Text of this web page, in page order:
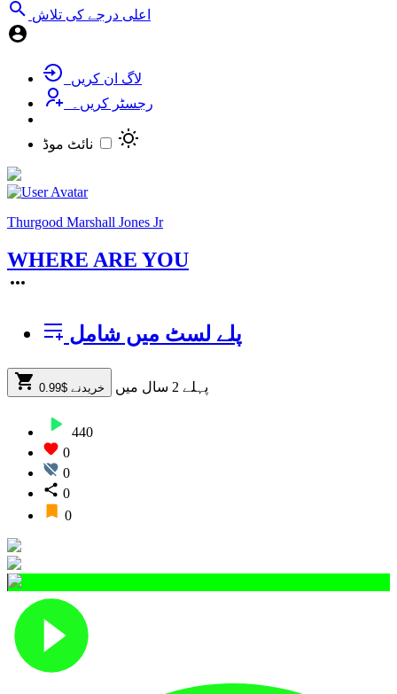
اعلی درجے کی تلاش
لاگ ان کریں
رجسٹر کریں۔
نائٹ موڈ
Thurgood Marshall Jones Jr
WHERE ARE YOU
پلے لسٹ میں شامل
خریدنے $0.99 پہلے 2 سال میں
440
0
0
0
0